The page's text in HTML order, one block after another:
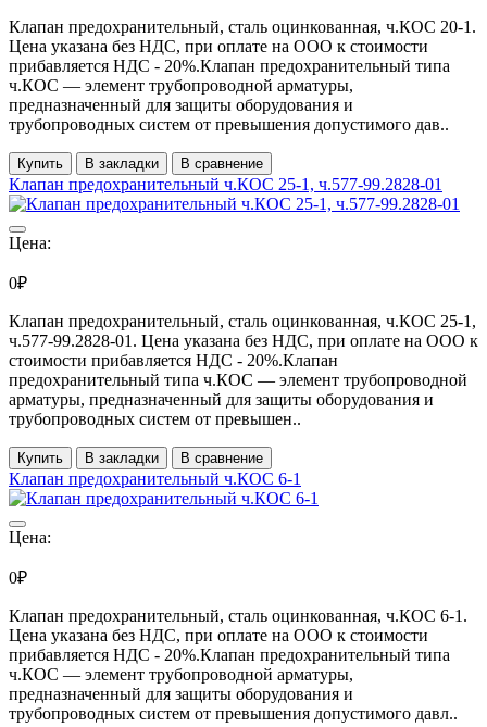
Клапан предохранительный, сталь оцинкованная, ч.КОС 20-1.
Цена указана без НДС, при оплате на ООО к стоимости
прибавляется НДС - 20%.Клапан предохранительный типа
ч.КОС — элемент трубопроводной арматуры,
предназначенный для защиты оборудования и
трубопроводных систем от превышения допустимого дав..
Купить В закладки В сравнение
Клапан предохранительный ч.КОС 25-1, ч.577-99.2828-01
Цена:
0₽
Клапан предохранительный, сталь оцинкованная, ч.КОС 25-1,
ч.577-99.2828-01. Цена указана без НДС, при оплате на ООО к
стоимости прибавляется НДС - 20%.Клапан
предохранительный типа ч.КОС — элемент трубопроводной
арматуры, предназначенный для защиты оборудования и
трубопроводных систем от превышен..
Купить В закладки В сравнение
Клапан предохранительный ч.КОС 6-1
Цена:
0₽
Клапан предохранительный, сталь оцинкованная, ч.КОС 6-1.
Цена указана без НДС, при оплате на ООО к стоимости
прибавляется НДС - 20%.Клапан предохранительный типа
ч.КОС — элемент трубопроводной арматуры,
предназначенный для защиты оборудования и
трубопроводных систем от превышения допустимого давл..